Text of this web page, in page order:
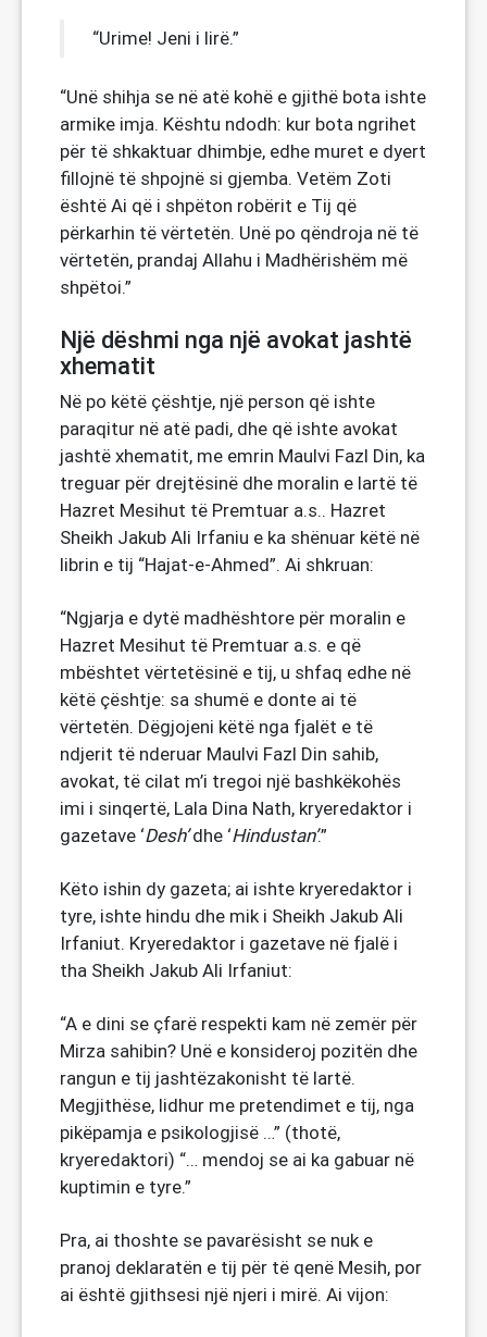
“Urime! Jeni i lirë.”
“Unë shihja se në atë kohë e gjithë bota ishte
armike imja. Kështu ndodh: kur bota ngrihet
për të shkaktuar dhimbje, edhe muret e dyert
fillojnë të shpojnë si gjemba. Vetëm Zoti
është Ai që i shpëton robërit e Tij që
përkarhin të vërtetën. Unë po qëndroja në të
vërtetën, prandaj Allahu i Madhërishëm më
shpëtoi.”
Një dëshmi nga një avokat jashtë
xhematit
Në po këtë çështje, një person që ishte
paraqitur në atë padi, dhe që ishte avokat
jashtë xhematit, me emrin Maulvi Fazl Din, ka
treguar për drejtësinë dhe moralin e lartë të
Hazret Mesihut të Premtuar a.s.. Hazret
Sheikh Jakub Ali Irfaniu e ka shënuar këtë në
librin e tij “Hajat-e-Ahmed”. Ai shkruan:
“Ngjarja e dytë madhështore për moralin e
Hazret Mesihut të Premtuar a.s. e që
mbështet vërtetësinë e tij, u shfaq edhe në
këtë çështje: sa shumë e donte ai të
vërtetën. Dëgjojeni këtë nga fjalët e të
ndjerit të nderuar Maulvi Fazl Din sahib,
avokat, të cilat m’i tregoi një bashkëkohës
imi i sinqertë, Lala Dina Nath, kryeredaktor i
gazetave ‘Desh’dhe ‘Hindustan’.”
Këto ishin dy gazeta; ai ishte kryeredaktor i
tyre, ishte hindu dhe mik i Sheikh Jakub Ali
Irfaniut. Kryeredaktor i gazetave në fjalë i
tha Sheikh Jakub Ali Irfaniut:
“A e dini se çfarë respekti kam në zemër për
Mirza sahibin? Unë e konsideroj pozitën dhe
rangun e tij jashtëzakonisht të lartë.
Megjithëse, lidhur me pretendimet e tij, nga
pikëpamja e psikologjisë …” (thotë,
kryeredaktori) “… mendoj se ai ka gabuar në
kuptimin e tyre.”
Pra, ai thoshte se pavarësisht se nuk e
pranoj deklaratën e tij për të qenë Mesih, por
ai është gjithsesi një njeri i mirë. Ai vijon: